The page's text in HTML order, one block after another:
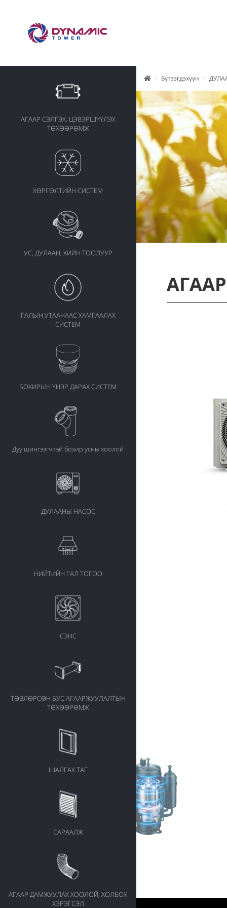
Бүтээгдэхүүн
АГААР СЭЛГЭХ, ЦЭВЭРШҮҮЛЭХ
ТӨХӨӨРӨМЖ
ХӨРГӨЛТИЙН СИСТЕМ
УС, ДУЛААН, ХИЙН ТООЛУУР
ГАЛЫН УТААНААС ХАМГААЛАХ
СИСТЕМ
БОХИРЫН ҮНЭР ДАРАХ СИСТЕМ
Дуу шингээгчтэй бохир усны хоолой
ДУЛААНЫ НАСОС
НИЙТИЙН ГАЛ ТОГОО
СЭНС
ТӨВЛӨРСӨН БУС АГААРЖУУЛАЛТЫН
ТӨХӨӨРӨМЖ
ШАЛГАХ ТАГ
САРААЛЖ
АГААР ДАМЖУУЛАХ ХООЛОЙ, ХОЛБОХ
ХЭРЭГСЭЛ